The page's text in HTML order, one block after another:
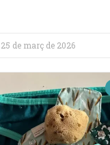
25 de març de 2026